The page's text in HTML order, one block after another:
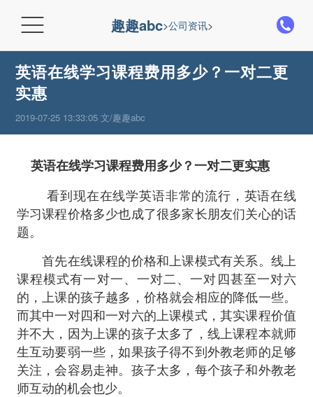
 趣趣abc>公司资讯>
英语在线学习课程费用多少？一对二更
实惠
2019-07-25 13:33:05 文/趣趣abc
英语在线学习课程费用多少？一对二更实惠
看到现在在线学英语非常的流行，英语在线
学习课程价格多少也成了很多家长朋友们关心的话
题。
首先在线课程的价格和上课模式有关系。线上
课程模式有一对一、一对二、一对四甚至一对六
的，上课的孩子越多，价格就会相应的降低一些。
而其中一对四和一对六的上课模式，其实课程价值
并不大，因为上课的孩子太多了，线上课程本就师
生互动要弱一些，如果孩子得不到外教老师的足够
关注，会容易走神。孩子太多，每个孩子和外教老
师互动的机会也少。